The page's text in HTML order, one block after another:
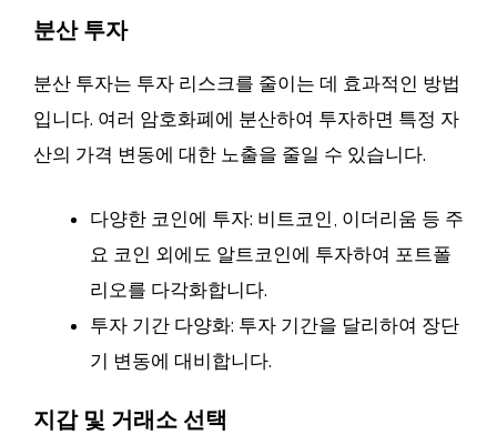
분산 투자
분산 투자는 투자 리스크를 줄이는 데 효과적인 방법
입니다. 여러 암호화폐에 분산하여 투자하면 특정 자
산의 가격 변동에 대한 노출을 줄일 수 있습니다.
다양한 코인에 투자: 비트코인, 이더리움 등 주
요 코인 외에도 알트코인에 투자하여 포트폴
리오를 다각화합니다.
투자 기간 다양화: 투자 기간을 달리하여 장단
기 변동에 대비합니다.
지갑 및 거래소 선택